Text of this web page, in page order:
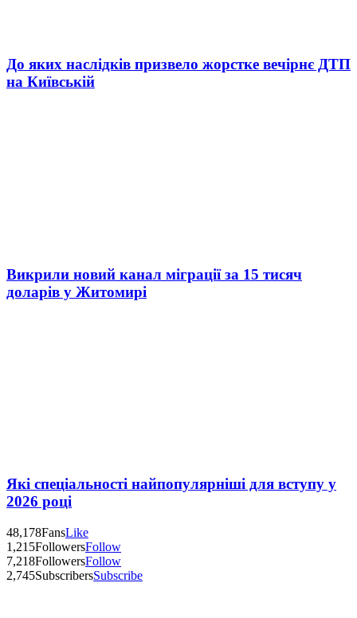
До яких наслідків призвело жорстке вечірнє ДТП
на Київській
Викрили новий канал міграції за 15 тисяч
доларів у Житомирі
Які спеціальності найпопулярніші для вступу у
2026 році
48,178FansLike
1,215FollowersFollow
7,218FollowersFollow
2,745SubscribersSubscribe